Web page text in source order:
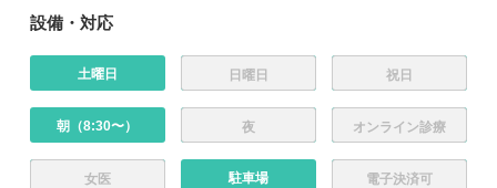
設備・対応
土曜日 日曜日 祝日
朝（8:30〜） 夜 オンライン診療
女医 駐車場 電子決済可